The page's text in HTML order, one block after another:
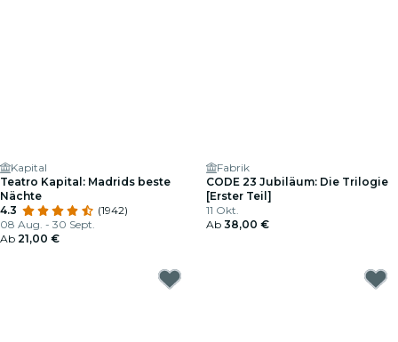
Kapital
Teatro Kapital: Madrids beste
Nächte
4.3
(1942)
08 Aug. - 30 Sept.
Ab 21,00 €
Fabrik
CODE 23 Jubiläum: Die Trilogie
[Erster Teil]
11 Okt.
Ab 38,00 €